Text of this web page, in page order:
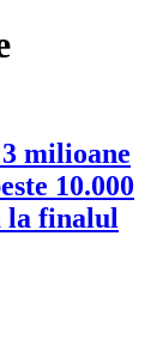
milioane
10.000
la finalul